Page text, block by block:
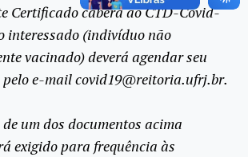
Certificado caberá ao CTD-Covid-
interessado (indivíduo não
vacinado) deverá agendar seu
e-mail covid19@reitoria.ufrj.br.
um dos documentos acima
exigido para frequência às